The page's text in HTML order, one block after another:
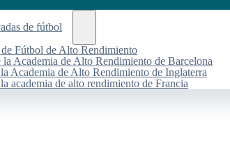
de fútbol
Fútbol de Alto Rendimiento
la Academia de Alto Rendimiento de Barcelona
Academia de Alto Rendimiento de Inglaterra
academia de alto rendimiento de Francia